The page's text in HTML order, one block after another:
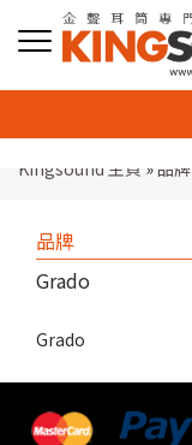
Kingsound 主頁 »品牌
品牌
Grado
Grado